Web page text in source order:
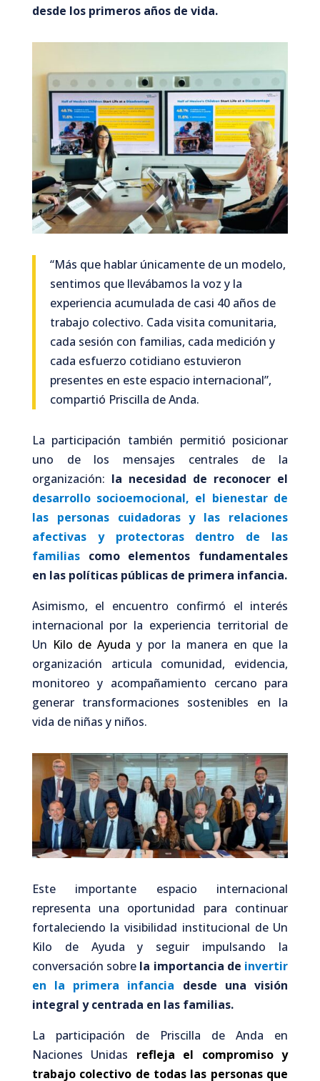
desde los primeros años de vida.
“Más que hablar únicamente de un modelo,
sentimos que llevábamos la voz y la
experiencia acumulada de casi 40 años de
trabajo colectivo. Cada visita comunitaria,
cada sesión con familias, cada medición y
cada esfuerzo cotidiano estuvieron
presentes en este espacio internacional”,
compartió Priscilla de Anda.
La participación también permitió posicionar
uno de los mensajes centrales de la
organización: la necesidad de reconocer el
desarrollo socioemocional, el bienestar de
las personas cuidadoras y las relaciones
afectivas y protectoras dentro de las
familiascomo elementos fundamentales
en las políticas públicas de primera infancia.
Asimismo, el encuentro confirmó el interés
internacional por la experiencia territorial de
Un Kilo de Ayuda y por la manera en que la
organización articula comunidad, evidencia,
monitoreo y acompañamiento cercano para
generar transformaciones sostenibles en la
vida de niñas y niños.
Este importante espacio internacional
representa una oportunidad para continuar
fortaleciendo la visibilidad institucional de Un
Kilo de Ayuda y seguir impulsando la
conversación sobre la importancia de invertir
en la primera infancia desde una visión
integral y centrada en las familias.
La participación de Priscilla de Anda en
Naciones Unidas refleja el compromiso y
trabajo colectivo de todas las personas que